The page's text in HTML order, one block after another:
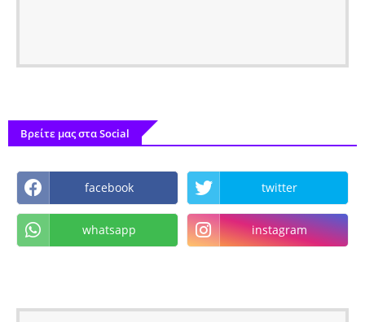
Βρείτε μας στα Social
facebook twitter
whatsapp instagram